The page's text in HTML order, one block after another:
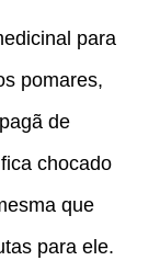
para
pomares,
de
chocado
que
para ele.